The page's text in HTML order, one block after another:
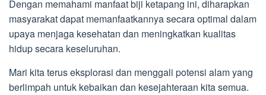
Dengan memahami manfaat biji ketapang ini, diharapkan
masyarakat dapat memanfaatkannya secara optimal dalam
upaya menjaga kesehatan dan meningkatkan kualitas
hidup secara keseluruhan.
Mari kita terus eksplorasi dan menggali potensi alam yang
berlimpah untuk kebaikan dan kesejahteraan kita semua.